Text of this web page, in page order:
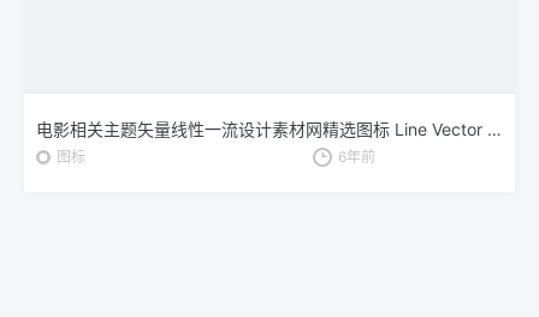
电影相关主题矢量线性一流设计素材网精选图标 Line Vector Cinema Icons
图标 6年前